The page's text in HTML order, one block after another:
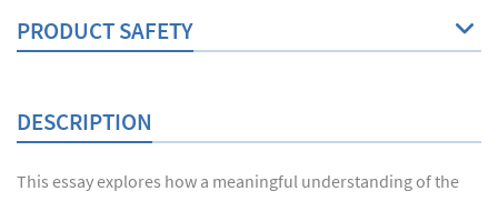
PRODUCT SAFETY
DESCRIPTION
This essay explores how a meaningful understanding of the